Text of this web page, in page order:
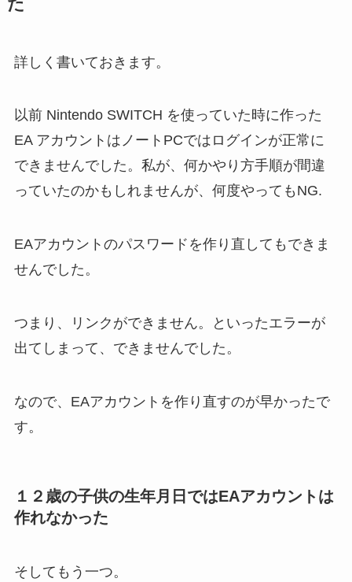
詳しく書いておきます。
以前 Nintendo SWITCH を使っていた時に作った
EA アカウントはノートPCではログインが正常に
できませんでした。私が、何かやり方手順が間違
っていたのかもしれませんが、何度やってもNG.
EAアカウントのパスワードを作り直してもできま
せんでした。
つまり、リンクができません。といったエラーが
出てしまって、できませんでした。
なので、EAアカウントを作り直すのが早かったで
す。
１２歳の子供の生年月日ではEAアカウントは
作れなかった
そしてもう一つ。